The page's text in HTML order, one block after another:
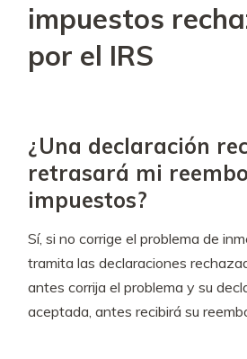
impuestos
por el IRS
¿Una declaración
retrasará mi
impuestos?
Sí, si no corrige el problema de
tramita las declaraciones
antes corrija el problema y su
aceptada, antes recibirá su